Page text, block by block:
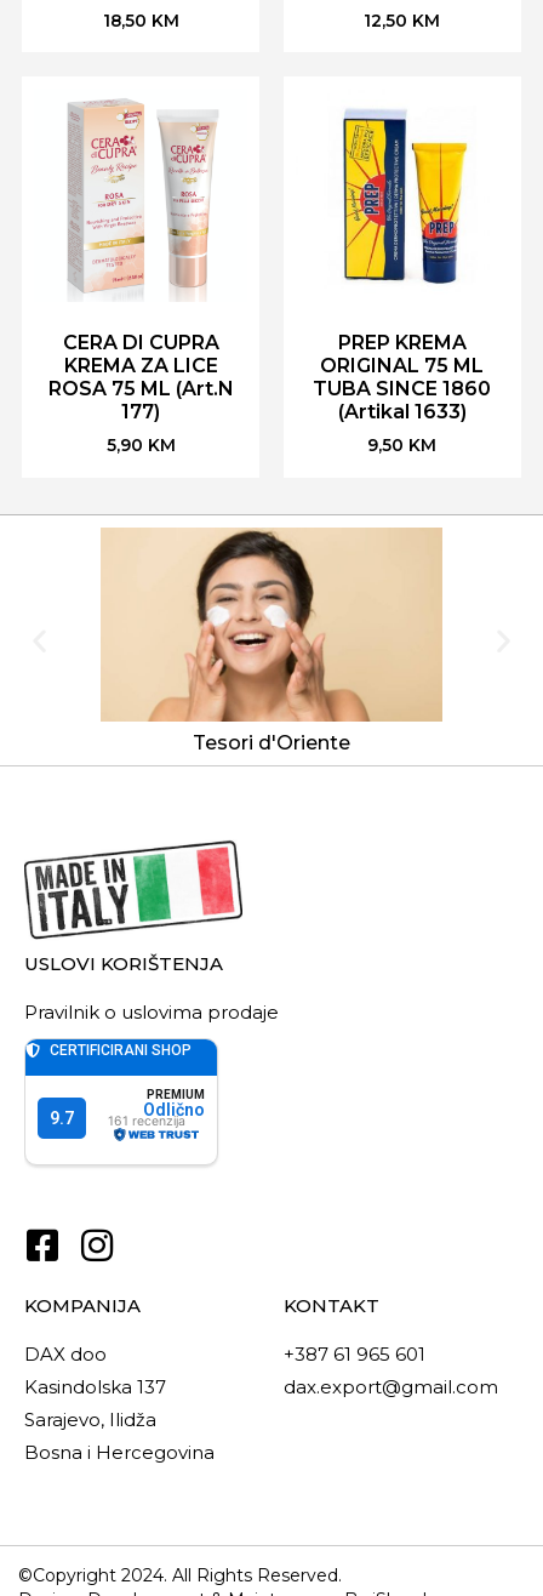
18,50 KM 12,50 KM
CERA DI CUPRA
KREMA ZA LICE
ROSA 75 ML (Art.N
177)
5,90 KM
PREP KREMA
ORIGINAL 75 ML
TUBA SINCE 1860
(Artikal 1633)
9,50 KM
Tesori d'Oriente
USLOVI KORIŠTENJA
Pravilnik o uslovima prodaje
KOMPANIJA
DAX doo
Kasindolska 137
Sarajevo, Ilidža
Bosna i Hercegovina
KONTAKT
+387 61 965 601
dax.export@gmail.com
©Copyright 2024. All Rights Reserved.